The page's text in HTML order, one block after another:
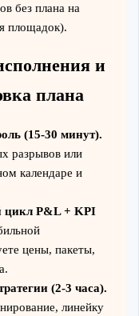
без плана на
площадок).
и
плана
(15-30 минут).
разрывов или
календаре и
цикл P&L + KPI
цены, пакеты,
(2-3 часа).
линейку